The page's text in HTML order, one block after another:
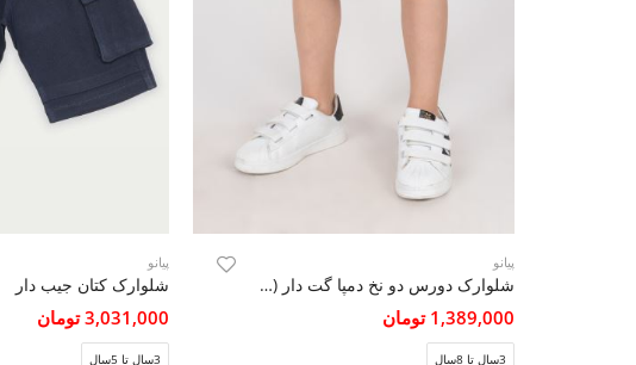
پیانو
شلوارک دورس دو نخ دمپا گت دار (ست با کد 11342)
1,389,000 تومان
3سال تا 8سال
پیانو
شلوارک کتان جیب دار
3,031,000 تومان
3سال تا 5سال